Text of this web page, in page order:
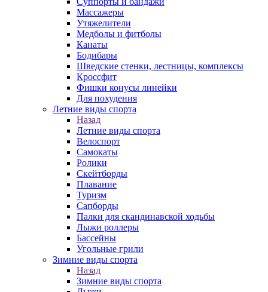
Массажеры
Утяжелители
Медболы и фитболы
Канаты
Бодибары
Шведские стенки, лестницы, комплексы
Кроссфит
Фишки конусы линейки
Для похудения
Летние виды спорта
Назад
Летние виды спорта
Велоспорт
Самокаты
Ролики
Скейтборды
Плавание
Туризм
Сапборды
Палки для скандинавской ходьбы
Лыжи роллеры
Бассейны
Угольные грили
Зимние виды спорта
Назад
Зимние виды спорта